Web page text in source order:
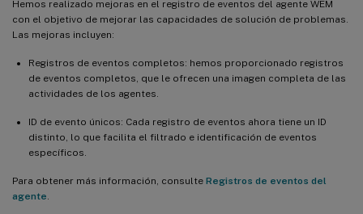
Hemos realizado mejoras en el registro de eventos del agente WEM
con el objetivo de mejorar las capacidades de solución de problemas.
Las mejoras incluyen:
Registros de eventos completos: hemos proporcionado registros
de eventos completos, que le ofrecen una imagen completa de las
actividades de los agentes.
ID de evento únicos: Cada registro de eventos ahora tiene un ID
distinto, lo que facilita el filtrado e identificación de eventos
específicos.
Para obtener más información, consulte Registros de eventos del
agente